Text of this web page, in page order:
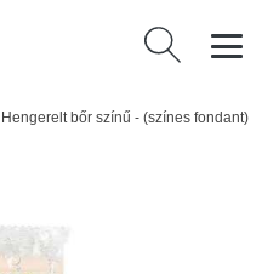
Keresés:
Hengerelt bőr színű - (színes fondant)